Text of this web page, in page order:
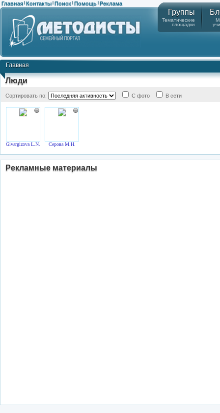
Главная | Контакты | Поиск | Помощь | Реклама
Группы
Тематические
площадки
Главная
Люди
Сортировать по: С фото В сети
Givargizova L.N. Серова М.Н.
Рекламные материалы